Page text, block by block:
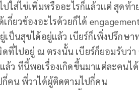
ปใส่ไข่เพิ่มหรืออะไรก็แล้วแต่ สุดท้
เกี่ยวข้องอะไรด้วยก็ได้
เป็นสุขได้อยู่แล้ว เบียร์ก็เพิ่งปรึกษ
ดที่ไปอยู่ ณ ตรงนั้น เบียร์ก็ยอมรับว่
ว ทีนี้พอเรื่องเกิดขึ้นมาแต่ละคน
คน พี่วาได้ผู้ติดตามไปกี่คน